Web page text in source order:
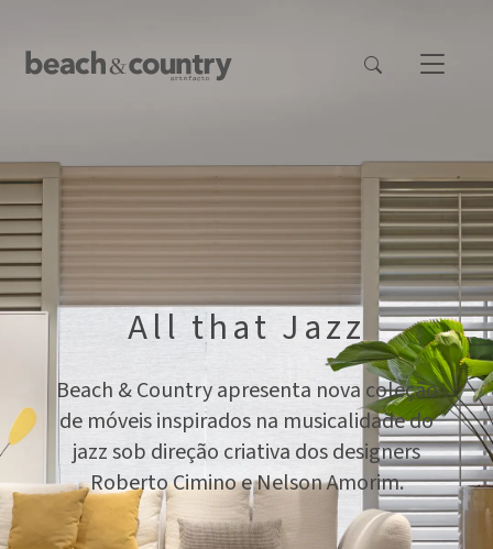
All that Jazz
Beach & Country apresenta nova coleção
de móveis inspirados na musicalidade do
jazz sob direção criativa dos designers
Roberto Cimino e Nelson Amorim.